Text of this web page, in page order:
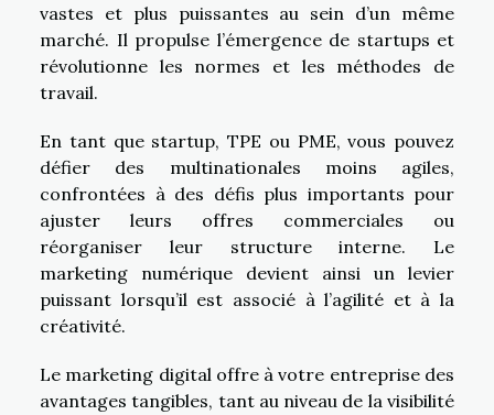
vastes et plus puissantes au sein d’un même
marché. Il propulse l’émergence de startups et
révolutionne les normes et les méthodes de
travail.
En tant que startup, TPE ou PME, vous pouvez
défier des multinationales moins agiles,
confrontées à des défis plus importants pour
ajuster leurs offres commerciales ou
réorganiser leur structure interne. Le
marketing numérique devient ainsi un levier
puissant lorsqu’il est associé à l’agilité et à la
créativité.
Le marketing digital offre à votre entreprise des
avantages tangibles, tant au niveau de la visibilité